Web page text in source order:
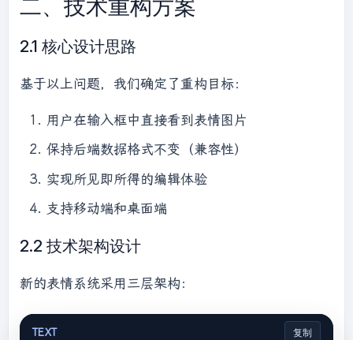
二、技术重构方案
2.1 核心设计思路
基于以上问题，我们确定了重构目标：
用户在输入框中直接看到表情图片
保持后端数据格式不变（兼容性）
实现所见即所得的编辑体验
支持移动端和桌面端
2.2 技术架构设计
新的表情系统采用三层架构：
TEXT 复制